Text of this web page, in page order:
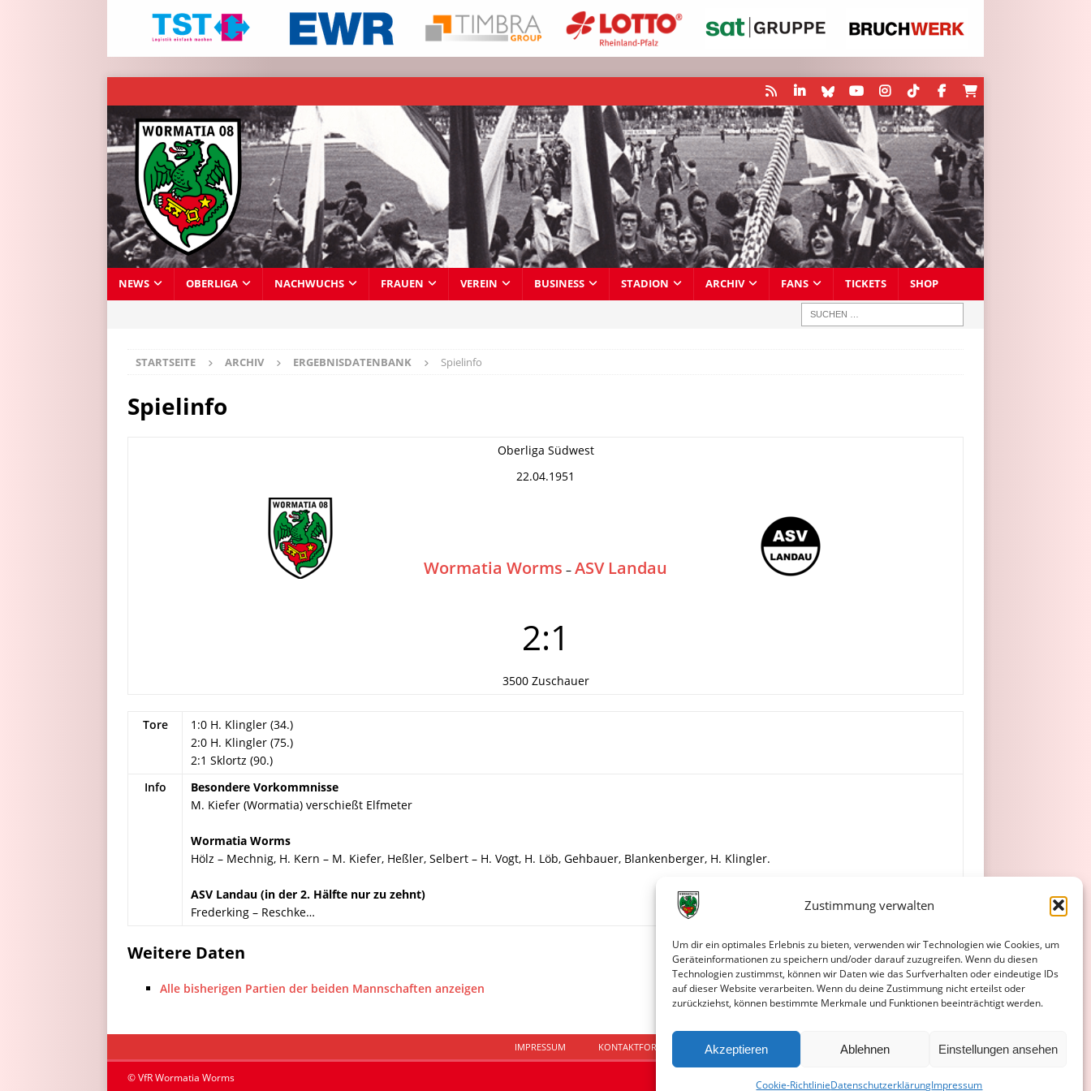
Zustimmung verwalten
Um dir ein optimales Erlebnis zu bieten, verwenden wir Technologien wie Cookies, um
Geräteinformationen zu speichern und/oder darauf zuzugreifen. Wenn du diesen
Technologien zustimmst, können wir Daten wie das Surfverhalten oder eindeutige IDs
auf dieser Website verarbeiten. Wenn du deine Zustimmung nicht erteilst oder
zurückziehst, können bestimmte Merkmale und Funktionen beeinträchtigt werden.
Akzeptieren Ablehnen Einstellungen ansehen
Cookie-RichtlinieDatenschutzerklärungImpressum
NEWS OBERLIGA NACHWUCHS FRAUEN VEREIN BUSINESS STADION ARCHIV FANS TICKETS SHOP
STARTSEITE ARCHIV ERGEBNISDATENBANK Spielinfo
Spielinfo
Oberliga Südwest
22.04.1951
Wormatia Worms – ASV Landau
2:1
3500 Zuschauer
Tore
1:0 H. Klingler (34.)
2:0 H. Klingler (75.)
2:1 Sklortz (90.)
Info
Besondere Vorkommnisse
M. Kiefer (Wormatia) verschießt Elfmeter
Wormatia Worms
Hölz – Mechnig, H. Kern – M. Kiefer, Heßler, Selbert – H. Vogt, H. Löb, Gehbauer, Blankenberger, H. Klingler.
ASV Landau (in der 2. Hälfte nur zu zehnt)
Frederking – Reschke…
Weitere Daten
Alle bisherigen Partien der beiden Mannschaften anzeigen
IMPRESSUM KONTAKTFORMULAR DATENSCHUTZERKLÄRUNG COOKIE-RICHTLINIE (EU)
© VfR Wormatia Worms